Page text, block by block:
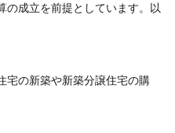
の成立を前提としています。以
宅の新築や新築分譲住宅の購